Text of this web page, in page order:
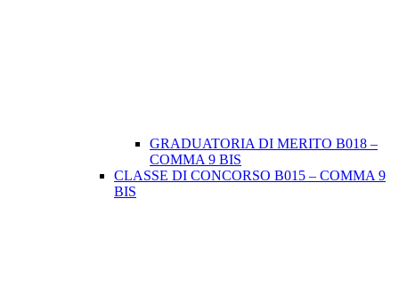
GRADUATORIA DI MERITO B018 –
COMMA 9 BIS
CLASSE DI CONCORSO B015 – COMMA 9
BIS